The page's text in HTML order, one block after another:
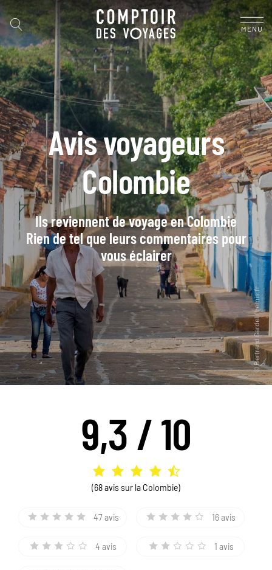
MENU
Avis voyageurs
Colombie
Ils reviennent de voyage en Colombie
Rien de tel que leurs commentaires pour
vous éclairer
9,3 / 10
(68 avis sur la Colombie)
47 avis 16 avis
4 avis 1 avis